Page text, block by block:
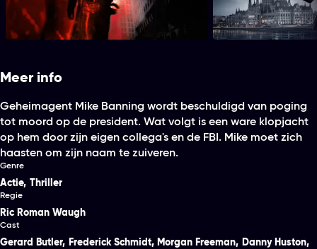
Meer info
Geheimagent Mike Banning wordt beschuldigd van poging
tot moord op de president. Wat volgt is een ware klopjacht
op hem door zijn eigen collega's en de FBI. Mike moet zich
haasten om zijn naam te zuiveren.
Genre
Actie, Thriller
Regie
Ric Roman Waugh
Cast
Gerard Butler, Frederick Schmidt, Morgan Freeman, Danny Huston,